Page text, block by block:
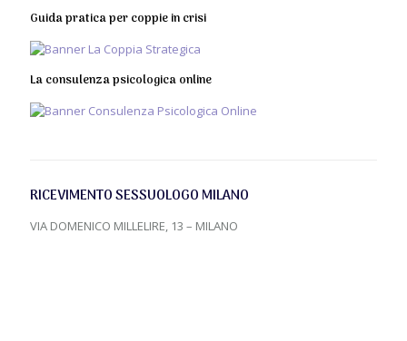
Guida pratica per coppie in crisi
La consulenza psicologica online
RICEVIMENTO SESSUOLOGO MILANO
VIA DOMENICO MILLELIRE, 13 – MILANO